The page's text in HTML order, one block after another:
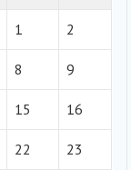
1 2
8 9
15 16
22 23